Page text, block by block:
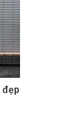
đẹp